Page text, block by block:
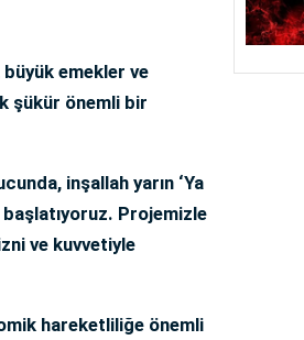
emekler ve
şükür önemli bir
inşallah yarın ‘Ya
başlatıyoruz. Projemizle
ve kuvvetiyle
hareketliliğe önemli